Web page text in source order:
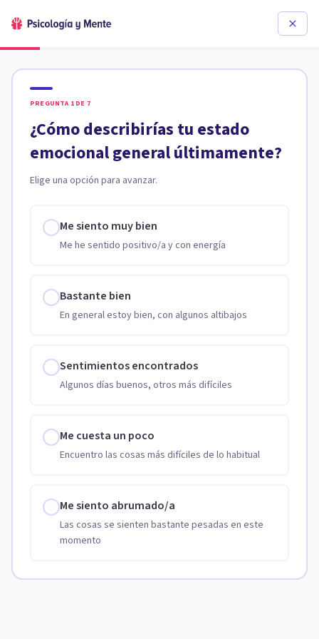
PREGUNTA 1 DE 7
¿Cómo describirías tu estado
emocional general últimamente?
Elige una opción para avanzar.
Me siento muy bien
Me he sentido positivo/a y con energía
Bastante bien
En general estoy bien, con algunos altibajos
Sentimientos encontrados
Algunos días buenos, otros más difíciles
Me cuesta un poco
Encuentro las cosas más difíciles de lo habitual
Me siento abrumado/a
Las cosas se sienten bastante pesadas en este
momento